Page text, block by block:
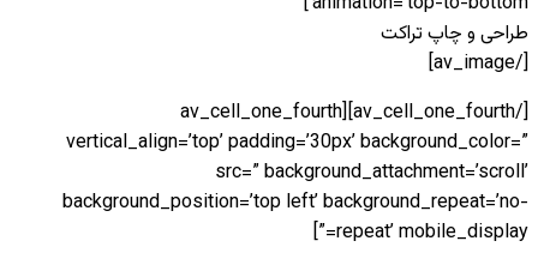
طراحی و چاپ تراکت
[/av_image]
[/av_cell_one_fourth][av_cell_one_fourth
vertical_align=’top’ padding=’30px’ background_color=”
src=” background_attachment=’scroll’
background_position=’top left’ background_repeat=’no-
repeat’ mobile_display=”]